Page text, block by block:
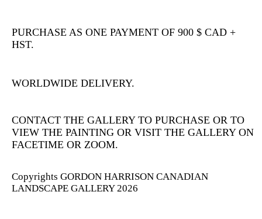
PURCHASE AS ONE PAYMENT OF 900 $ CAD +
HST.
WORLDWIDE DELIVERY.
CONTACT THE GALLERY TO PURCHASE OR TO
VIEW THE PAINTING OR VISIT THE GALLERY ON
FACETIME OR ZOOM.
Copyrights GORDON HARRISON CANADIAN
LANDSCAPE GALLERY 2026